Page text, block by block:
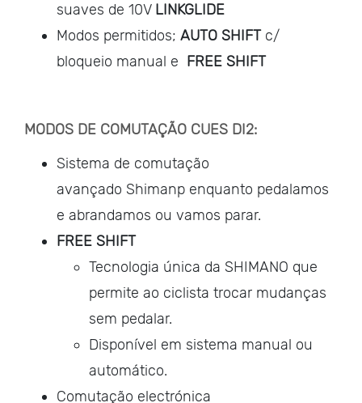
suaves de 10V LINKGLIDE
Modos permitidos; AUTO SHIFTc/
bloqueio manual e FREE SHIFT
MODOS DE COMUTAÇÃO CUES DI2:
Sistema de comutação
avançado Shimanp enquanto pedalamos
e abrandamos ou vamos parar.
FREE SHIFT
Tecnologia única da SHIMANO que
permite ao ciclista trocar mudanças
sem pedalar.
Disponível em sistema manual ou
automático.
Comutação electrónica